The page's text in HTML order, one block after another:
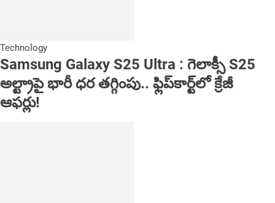
Technology
Samsung Galaxy S25 Ultra : గెలాక్సీ S25
అల్ట్రాపై భారీ ధర తగ్గింపు.. ఫ్లిప్‌కార్ట్‌లో క్రేజీ
ఆఫర్లు!